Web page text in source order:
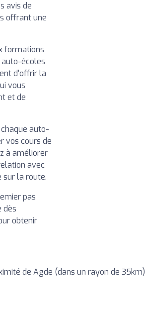
avis de
offrant une
formations
écoles
d'offrir la
vous
et de
auto-
vos cours de
à améliorer
avec
sur la route.
pas
dès
obtenir
de Agde (dans un rayon de 35km)